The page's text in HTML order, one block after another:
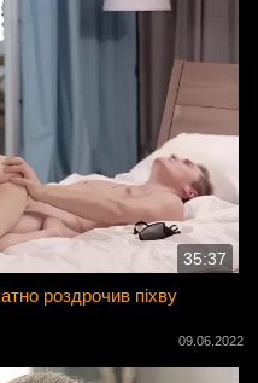
35:37
роздрочив піхву
09.06.2022